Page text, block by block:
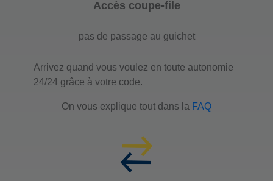
Accès coupe-file
pas de passage au guichet
Arrivez quand vous voulez en toute autonomie
24/24 grâce à votre code.
On vous explique tout dans la FAQ